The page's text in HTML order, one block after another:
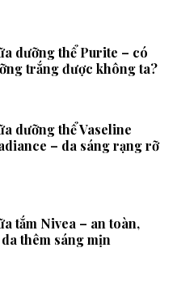
dưỡng thể Purite – có
trắng được không ta?
dưỡng thể Vaseline
– da sáng rạng rỡ
tắm Nivea – an toàn,
da thêm sáng mịn